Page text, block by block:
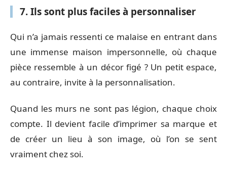
7. Ils sont plus faciles à personnaliser
Qui n’a jamais ressenti ce malaise en entrant dans
une immense maison impersonnelle, où chaque
pièce ressemble à un décor figé ? Un petit espace,
au contraire, invite à la personnalisation.
Quand les murs ne sont pas légion, chaque choix
compte. Il devient facile d’imprimer sa marque et
de créer un lieu à son image, où l’on se sent
vraiment chez soi.